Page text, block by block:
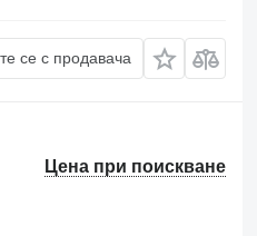
се с продавача
Цена при поискване